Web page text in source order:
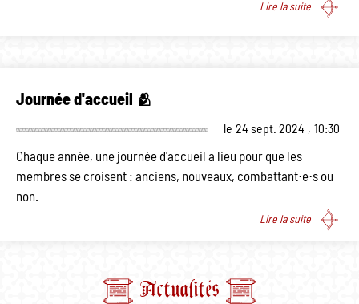
Lire la suite
Journée d'accueil 🫂
le 24 sept. 2024 , 10:30
Chaque année, une journée d'accueil a lieu pour que les
membres se croisent : anciens, nouveaux, combattant⋅e⋅s ou
non.
Lire la suite
Actualités